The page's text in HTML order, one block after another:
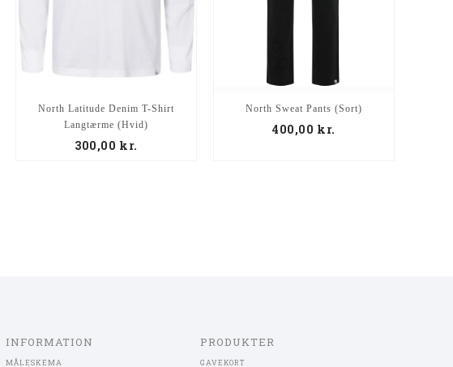
North Latitude Denim T-Shirt
Langtærme (Hvid)
300,00kr.
North Sweat Pants (Sort)
400,00kr.
INFORMATION
MÅLESKEMA
PRODUKTER
GAVEKORT